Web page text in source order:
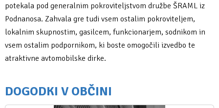
potekala pod generalnim pokroviteljstvom družbe ŠRAML iz
Podnanosa. Zahvala gre tudi vsem ostalim pokroviteljem,
lokalnim skupnostim, gasilcem, funkcionarjem, sodnikom in
vsem ostalim podpornikom, ki boste omogočili izvedbo te
atraktivne avtomobilske dirke.
DOGODKI V OBČINI